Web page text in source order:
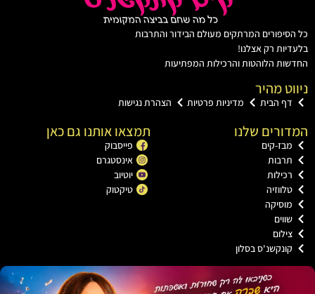
המרתקים מעולם הבידור והתרבות
רק אצלנו!
הלוהטות והרכילות המפתיעות
מהיר
הבית מדיניות פרטיות הצהרת נגישות
שלנו
קים
בסלון
תמצאו אותנו גם כאן
פייסבוק
אינסטגרם
יוטיוב
טיקטוק